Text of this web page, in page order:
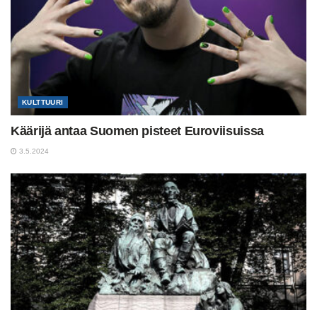
KULTTUURI
Käärijä antaa Suomen pisteet Euroviisuissa
3.5.2024